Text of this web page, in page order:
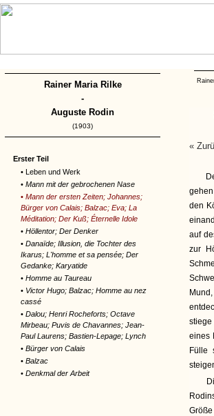
Rainer Maria Rilke
-
Auguste Rodin
(1903)
Erster Teil
• Leben und Werk
• Mann mit der gebrochenen Nase
• Mann der ersten Zeiten; Johannes;
Bürger von Calais; Balzac; Eva; La
Méditation; Der Kuß; Éternelle Idole
• Höllentor; Der Denker
• Danaïde; Illusion, die Tochter des
Ikarus; L'homme et sa pensée; Der
Gedanke; Karyatide
• Homme au Taureau
• Victor Hugo; Balzac; Homme au nez
cassé
• Dalou; Henri Rocheforts; Octave
Mirbeau; Puvis de Chavannes; Jean-
Paul Laurens; Bastien-Lepage; Lynch
• Bürger von Calais
• Balzac
• Denkmal der Arbeit
«
den
auf
zur
stiege
eines
Fülle